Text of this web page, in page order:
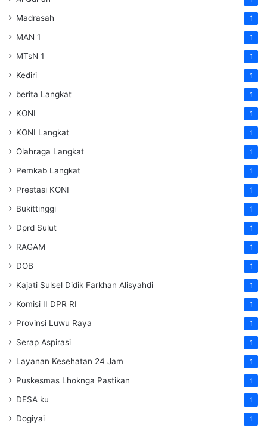
Madrasah 1
MAN 1 1
MTsN 1 1
Kediri 1
berita Langkat 1
KONI 1
KONI Langkat 1
Olahraga Langkat 1
Pemkab Langkat 1
Prestasi KONI 1
Bukittinggi 1
Dprd Sulut 1
RAGAM 1
DOB 1
Kajati Sulsel Didik Farkhan Alisyahdi 1
Komisi II DPR RI 1
Provinsi Luwu Raya 1
Serap Aspirasi 1
Layanan Kesehatan 24 Jam 1
Puskesmas Lhoknga Pastikan 1
DESA ku 1
Dogiyai 1